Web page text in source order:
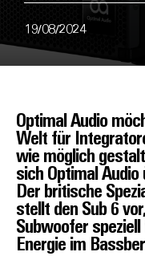
19/08/2024
Optimal Audio
Welt für
wie möglich
sich Optimal
Der britische
stellt den Sub 6
Subwoofer
Energie im